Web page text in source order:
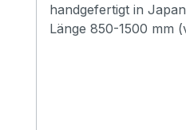
handgefertigt in
Länge 850-1500 mm (verstellbar) Breite